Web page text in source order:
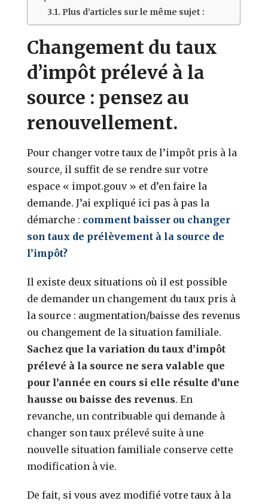
Plus d’articles sur le même sujet :
Changement du taux
d’impôt prélevé à la
source : pensez au
renouvellement.
Pour changer votre taux de l’impôt pris à la
source, il suffit de se rendre sur votre
espace « impot.gouv » et d’en faire la
demande. J’ai expliqué ici pas à pas la
démarche : comment baisser ou changer
son taux de prélèvement à la source de
l’impôt?
Il existe deux situations où il est possible
de demander un changement du taux pris à
la source : augmentation/baisse des revenus
ou changement de la situation familiale.
Sachez que la variation du taux d’impôt
prélevé à la source ne sera valable que
pour l’année en cours si elle résulte d’une
hausse ou baisse des revenus. En
revanche, un contribuable qui demande à
changer son taux prélevé suite à une
nouvelle situation familiale conserve cette
modification à vie.
De fait, si vous avez modifié votre taux à la